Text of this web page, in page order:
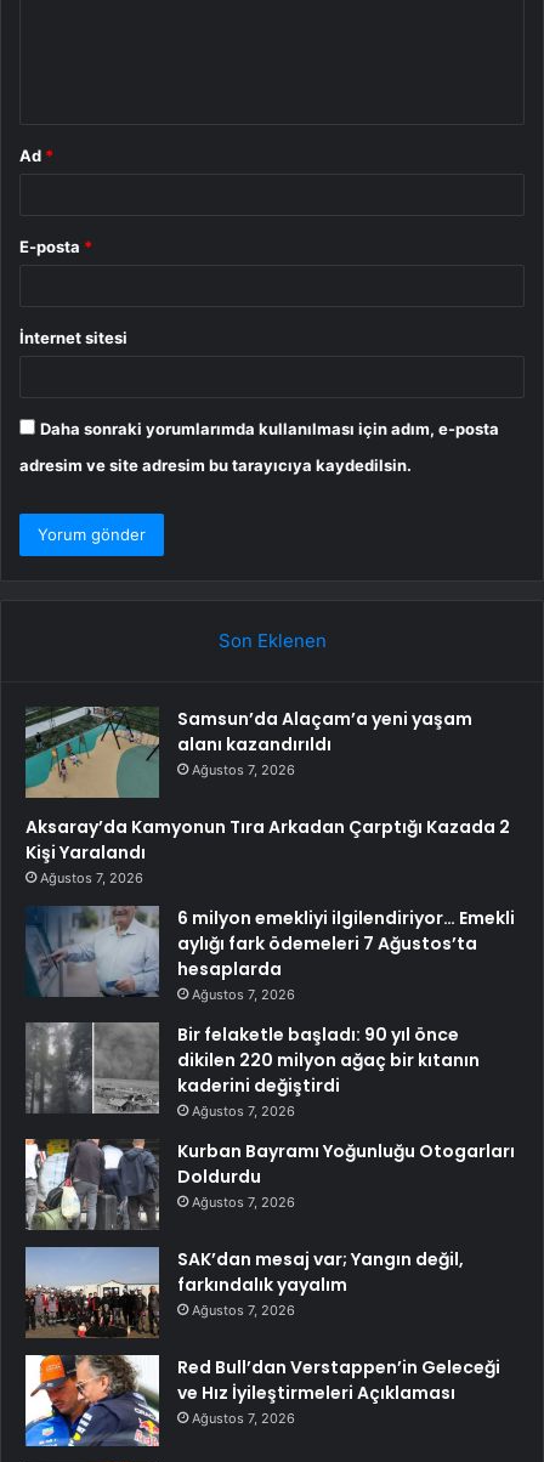
Ad *
E-posta *
İnternet sitesi
Daha sonraki yorumlarımda kullanılması için adım, e-posta
adresim ve site adresim bu tarayıcıya kaydedilsin.
Son Eklenen
Samsun’da Alaçam’a yeni yaşam
alanı kazandırıldı
Ağustos 7, 2026
Aksaray’da Kamyonun Tıra Arkadan Çarptığı Kazada 2
Kişi Yaralandı
Ağustos 7, 2026
6 milyon emekliyi ilgilendiriyor… Emekli
aylığı fark ödemeleri 7 Ağustos’ta
hesaplarda
Ağustos 7, 2026
Bir felaketle başladı: 90 yıl önce
dikilen 220 milyon ağaç bir kıtanın
kaderini değiştirdi
Ağustos 7, 2026
Kurban Bayramı Yoğunluğu Otogarları
Doldurdu
Ağustos 7, 2026
SAK’dan mesaj var; Yangın değil,
farkındalık yayalım
Ağustos 7, 2026
Red Bull’dan Verstappen’in Geleceği
ve Hız İyileştirmeleri Açıklaması
Ağustos 7, 2026